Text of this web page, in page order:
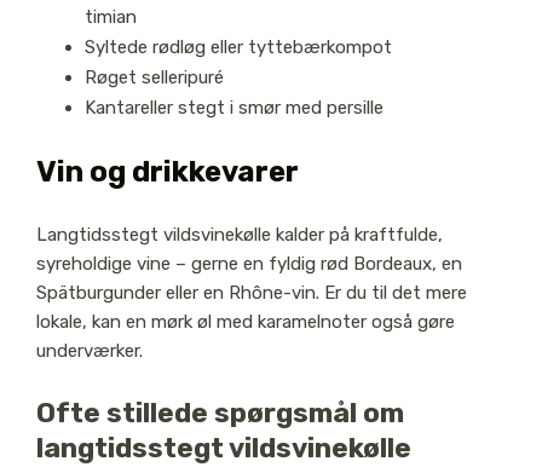
timian
Syltede rødløg eller tyttebærkompot
Røget selleripuré
Kantareller stegt i smør med persille
Vin og drikkevarer
Langtidsstegt vildsvinekølle kalder på kraftfulde,
syreholdige vine – gerne en fyldig rød Bordeaux, en
Spätburgunder eller en Rhône-vin. Er du til det mere
lokale, kan en mørk øl med karamelnoter også gøre
underværker.
Ofte stillede spørgsmål om
langtidsstegt vildsvinekølle